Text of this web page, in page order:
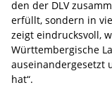
den der DLV
erfüllt, sondern in
zeigt eindrucksvoll,
Württembergische
auseinandergesetzt
hat“.